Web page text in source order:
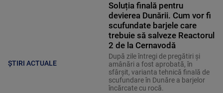
ȘTIRI ACTUALE
Soluția finală pentru
devierea Dunării. Cum vor fi
scufundate barjele care
trebuie să salveze Reactorul
2 de la Cernavodă
După zile întregi de pregătiri și
amânări a fost aprobată, în
sfârșit, varianta tehnică finală de
scufundare în Dunăre a barjelor
încărcate cu rocă.